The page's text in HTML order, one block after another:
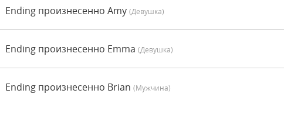
Ending произнесенно Amy (девушка)
Ending произнесенно Emma (девушка)
Ending произнесенно Brian (мужчина)